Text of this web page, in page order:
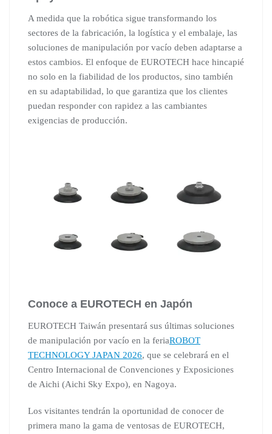
A medida que la robótica sigue transformando los
sectores de la fabricación, la logística y el embalaje, las
soluciones de manipulación por vacío deben adaptarse a
estos cambios. El enfoque de EUROTECH hace hincapié
no solo en la fiabilidad de los productos, sino también
en su adaptabilidad, lo que garantiza que los clientes
puedan responder con rapidez a las cambiantes
exigencias de producción.
Conoce a EUROTECH en Japón
EUROTECH Taiwán presentará sus últimas soluciones
de manipulación por vacío en la feriaROBOT
TECHNOLOGY JAPAN 2026, que se celebrará en el
Centro Internacional de Convenciones y Exposiciones
de Aichi (Aichi Sky Expo), en Nagoya.
Los visitantes tendrán la oportunidad de conocer de
primera mano la gama de ventosas de EUROTECH,